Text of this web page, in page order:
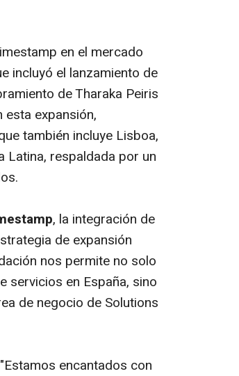
en el mercado
incluyó el lanzamiento de
de Tharaka Peiris
expansión,
también incluye Lisboa,
Latina, respaldada por un
, la integración de
de expansión
nos permite no solo
servicios en España, sino
de negocio de Solutions
encantados con